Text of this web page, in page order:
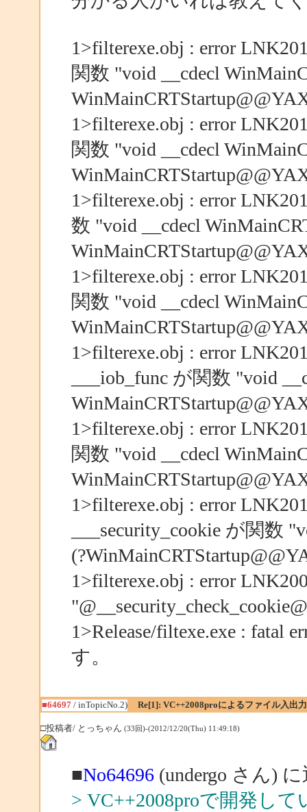
1>filterexe.obj : error
関数 "void __cdecl
1>filterexe.obj : error
関数 "void __cdecl
1>filterexe.obj : error
数 "void __cdecl
1>filterexe.obj : error
関数 "void __cdecl
1>filterexe.obj : error
___iob_func が関数 "void
1>filterexe.obj : error
関数 "void __cdecl
1>filterexe.obj : error
___security_cookie が関数
1>filterexe.obj : error
1>Release/filtexe.exe : fatal
す。
■64697/ inTopicNo.2) Re[1]: VC++2008proによるファイル入出力
□投稿者/ とっちゃん (33回)-(2012/12/20(Thu) 11:49:18)
■No64696(undergo さん)
> VC++2008proで開発して